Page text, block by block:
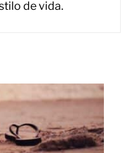
de vida.